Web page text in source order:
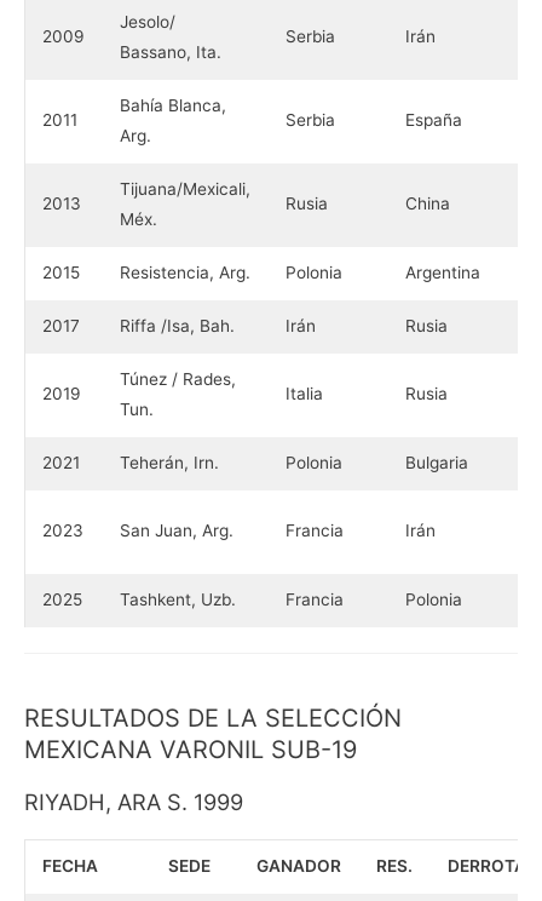
2009
Jesolo/
Bassano, Ita.
Serbia Irán
2011
Bahía Blanca,
Arg.
Serbia España
2013
Tijuana/Mexicali,
Méx.
Rusia China
2015 Resistencia, Arg. Polonia Argentina
2017 Riffa /Isa, Bah. Irán Rusia
2019
Túnez / Rades,
Tun.
Italia Rusia
2021 Teherán, Irn. Polonia Bulgaria
2023 San Juan, Arg. Francia Irán
2025 Tashkent, Uzb. Francia Polonia
RESULTADOS DE LA SELECCIÓN
MEXICANA VARONIL SUB-19
RIYADH, ARA S. 1999
FECHA SEDE GANADOR RES.